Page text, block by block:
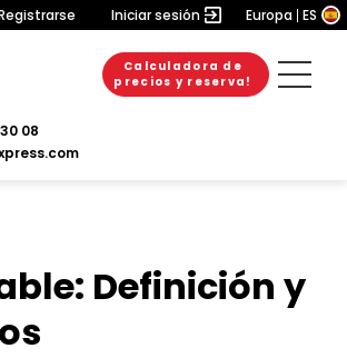
Iniciar sesión Europa ES
Calculadora de
precios y reserva!
08
Definición y